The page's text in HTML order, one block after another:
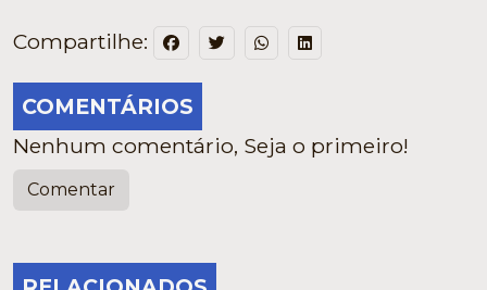
Compartilhe:
COMENTÁRIOS
Nenhum comentário, Seja o primeiro!
Comentar